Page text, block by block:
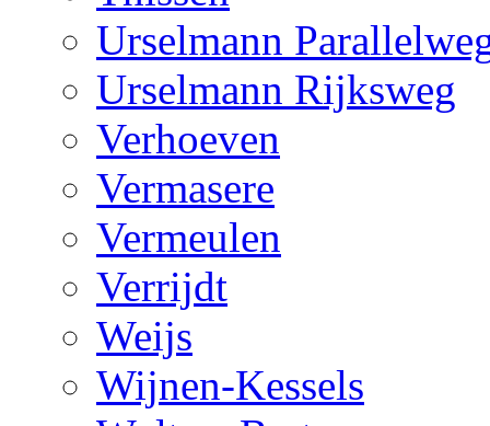
Urselmann
Urselmann Rijksweg
Verhoeven
Vermasere
Vermeulen
Verrijdt
Weijs
Wijnen-Kessels